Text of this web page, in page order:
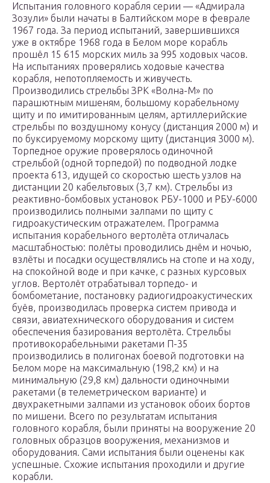
Испытания головного корабля серии — «Адмирала
Зозули» были начаты в Балтийском море в феврале
1967 года. За период испытаний, завершившихся
уже в октябре 1968 года в Белом море корабль
прошёл 15 615 морских миль за 995 ходовых часов.
На испытаниях проверялись ходовые качества
корабля, непотопляемость и живучесть.
Производились стрельбы ЗРК «Волна-М» по
парашютным мишеням, большому корабельному
щиту и по имитированным целям, артиллерийские
стрельбы по воздушному конусу (дистанция 2000 м) и
по буксируемому морскому щиту (дистанция 3000 м).
Торпедное оружие проверялось одиночной
стрельбой (одной торпедой) по подводной лодке
проекта 613, идущей со скоростью шесть узлов на
дистанции 20 кабельтовых (3,7 км). Стрельбы из
реактивно-бомбовых установок РБУ-1000 и РБУ-6000
производились полными залпами по щиту с
гидроакустическим отражателем. Программа
испытания корабельного вертолёта отличалась
масштабностью: полёты проводились днём и ночью,
взлёты и посадки осуществлялись на стопе и на ходу,
на спокойной воде и при качке, с разных курсовых
углов. Вертолёт отрабатывал торпедо- и
бомбометание, постановку радиогидроакустических
буёв, производилась проверка систем привода и
связи, авиатехнического оборудования и систем
обеспечения базирования вертолёта. Стрельбы
противокорабельными ракетами П-35
производились в полигонах боевой подготовки на
Белом море на максимальную (198,2 км) и на
минимальную (29,8 км) дальности одиночными
ракетами (в телеметрическом варианте) и
двухракетными залпами из установок обоих бортов
по мишени. Всего по результатам испытания
головного корабля, были приняты на вооружение 20
головных образцов вооружения, механизмов и
оборудования. Сами испытания были оценены как
успешные. Схожие испытания проходили и другие
корабли.